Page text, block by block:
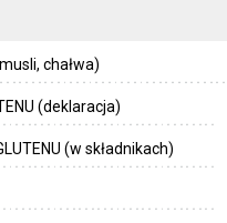
chałwa)
(deklaracja)
(w składnikach)